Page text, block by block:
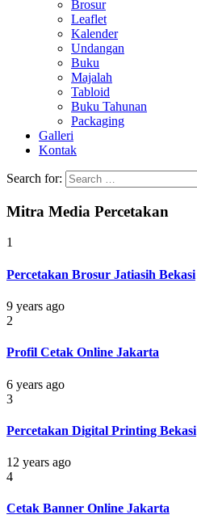
Brosur
Leaflet
Kalender
Undangan
Buku
Majalah
Tabloid
Buku Tahunan
Packaging
Galleri
Kontak
Search for:
Mitra Media Percetakan
1
Percetakan Brosur Jatiasih Bekasi
9 years ago
2
Profil Cetak Online Jakarta
6 years ago
3
Percetakan Digital Printing Bekasi
12 years ago
4
Cetak Banner Online Jakarta